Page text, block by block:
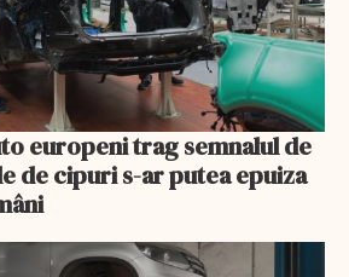
europeni trag semnalul de
de cipuri s-ar putea epuiza